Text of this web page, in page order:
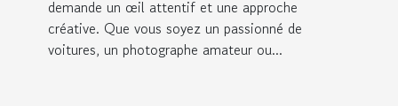
demande un œil attentif et une approche
créative. Que vous soyez un passionné de
voitures, un photographe amateur ou...